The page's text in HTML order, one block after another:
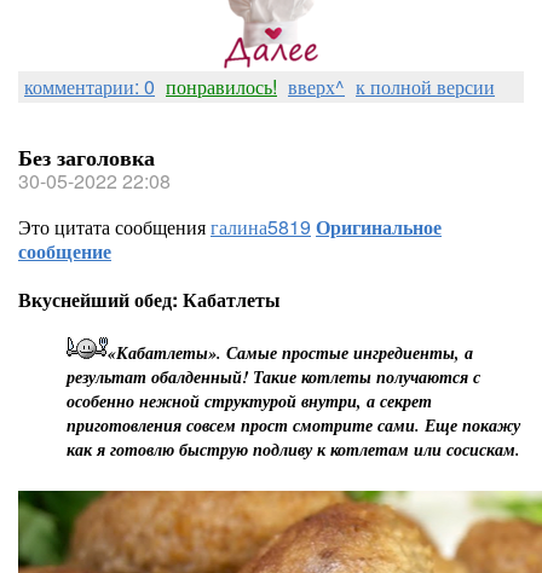
комментарии: 0 понравилось! вверх^ к полной версии
Без заголовка
30-05-2022 22:08
Это цитата сообщениягалина5819 Оригинальное
сообщение
Вкуснейший обед: Кабатлеты
«Кабатлеты». Самые простые ингредиенты, а
результат обалденный! Такие котлеты получаются с
особенно нежной структурой внутри, а секрет
приготовления совсем прост смотрите сами. Еще покажу
как я готовлю быструю подливу к котлетам или сосискам.